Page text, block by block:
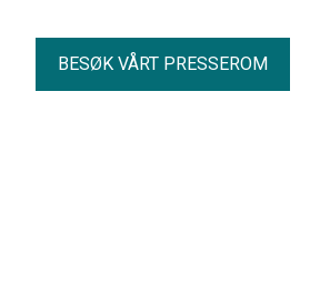
BESØK VÅRT PRESSEROM